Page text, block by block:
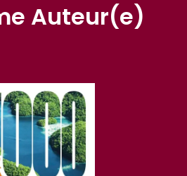
Auteur(e)